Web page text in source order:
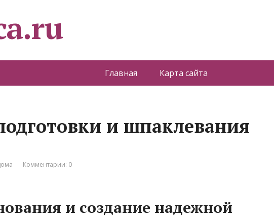
Главная Карта сайта
и шпаклевания
Комментарии: 0
и создание надежной